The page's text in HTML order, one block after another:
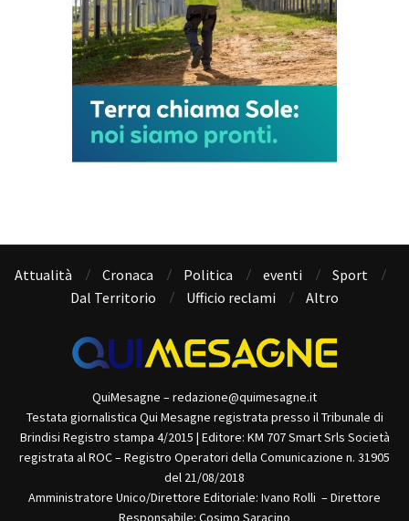
Attualità Cronaca Politica eventi
Sport
Dal Territorio
Ufficio reclami Altro
QuiMesagne – redazione@quimesagne.it
Testata giornalistica Qui Mesagne registrata presso il Tribunale di
Brindisi Registro stampa 4/2015 | Editore: KM 707 Smart Srls Società
registrata al ROC – Registro Operatori della Comunicazione n. 31905
del 21/08/2018
Amministratore Unico/Direttore Editoriale: Ivano Rolli – Direttore
Responsabile: Cosimo Saracino